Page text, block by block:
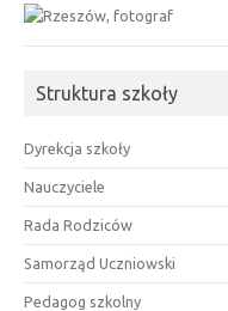
Struktura szkoły
Dyrekcja szkoły
Nauczyciele
Rada Rodziców
Samorząd Uczniowski
Pedagog szkolny